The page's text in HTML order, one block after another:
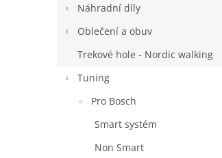
Náhradní díly
Oblečení a obuv
Trekové hole - Nordic walking
Tuning
Pro Bosch
Smart systém
Non Smart